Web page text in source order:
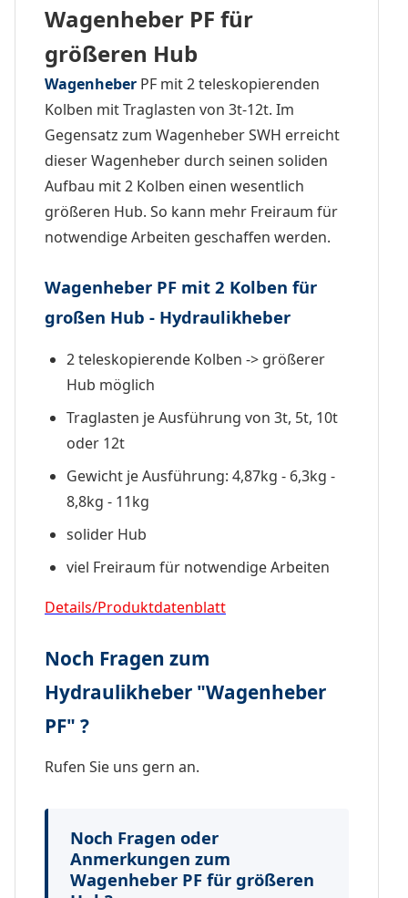
Wagenheber PF für
größeren Hub
Wagenheber PF mit 2 teleskopierenden
Kolben mit Traglasten von 3t-12t. Im
Gegensatz zum Wagenheber SWH erreicht
dieser Wagenheber durch seinen soliden
Aufbau mit 2 Kolben einen wesentlich
größeren Hub. So kann mehr Freiraum für
notwendige Arbeiten geschaffen werden.
Wagenheber PF mit 2 Kolben für
großen Hub - Hydraulikheber
2 teleskopierende Kolben -> größerer
Hub möglich
Traglasten je Ausführung von 3t, 5t, 10t
oder 12t
Gewicht je Ausführung: 4,87kg - 6,3kg -
8,8kg - 11kg
solider Hub
viel Freiraum für notwendige Arbeiten
Details/Produktdatenblatt
Noch Fragen zum
Hydraulikheber "Wagenheber
PF" ?
Rufen Sie uns gern an.
Noch Fragen oder
Anmerkungen zum
Wagenheber PF für größeren